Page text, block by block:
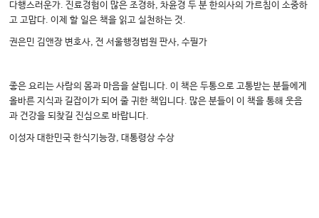
다행스러운가. 진료경험이 많은 조경하, 차윤경 두 분 한의사의 가르침이 소중하
고 고맙다. 이제 할 일은 책을 읽고 실천하는 것.
권은민 김앤장 변호사, 전 서울행정법원 판사, 수필가
좋은 요리는 사람의 몸과 마음을 살립니다. 이 책은 두통으로 고통받는 분들에게
올바른 지식과 길잡이가 되어 줄 귀한 책입니다. 많은 분들이 이 책을 통해 웃음
과 건강을 되찾길 진심으로 바랍니다.
이성자 대한민국 한식기능장, 대통령상 수상